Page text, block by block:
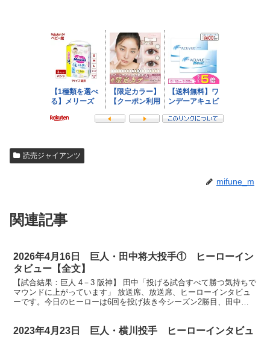
読売ジャイアンツ
mifune_m
関連記事
2026年4月16日 巨人・田中将大投手① ヒーローイン
タビュー【全文】
【試合結果：巨人 4－3 阪神】 田中「投げる試合すべて勝つ気持ちで
マウンドに上がっています」 放送席、放送席、ヒーローインタビュ
ーです。今日のヒーローは6回を投げ抜き今シーズン2勝目、田中将
2023年4月23日 巨人・横川投手 ヒーローインタビュ